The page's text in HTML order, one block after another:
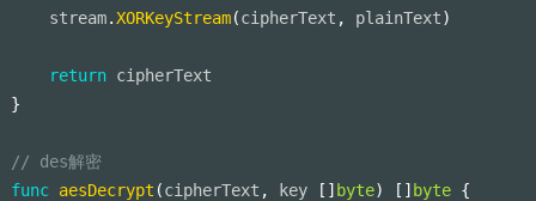
    stream
.XORKeyStream(cipherText , plainText)
return cipherText
}
// des解密
func aesDecrypt (cipherText , key [ ]byte) [ ]byte {